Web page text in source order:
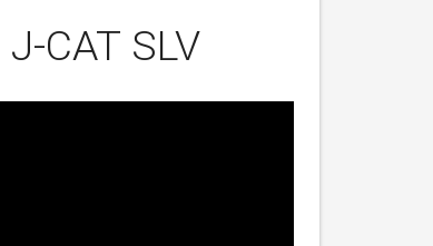
J-CAT SLV